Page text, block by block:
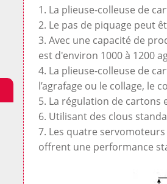
1. La plieuse-colleuse de
2. Le pas de piquage peut
3. Avec une capacité de
est d'environ 1000 à 1200
4. La plieuse-colleuse de
l’agrafage ou le collage, le
5. La régulation de cartons
6. Utilisant des clous
7. Les quatre
offrent une performance